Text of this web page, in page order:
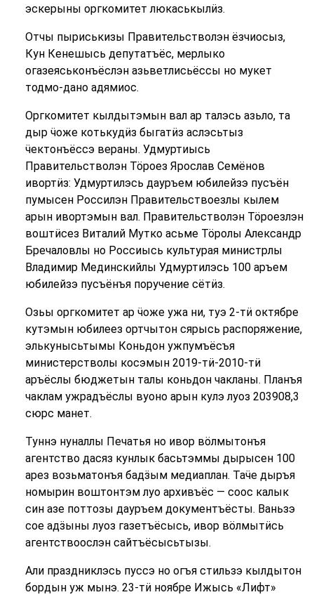
эскерыны оргкомитет люкаськылӥз.
Отчы пыриськизы Правительстволэн ёзчиосыз,
Кун Кенешысь депутатъёс, мерлыко
огазеяськонъёслэн азьветлисьёссы но мукет
тодмо-дано адямиос.
Оргкомитет кылдытэмын вал ар талэсь азьло, та
дыр ӵоже котькудӥз быгатӥз аслэсьтыз
ӵектонъёссэ вераны. Удмуртиысь
Правительстволэн Тӧроез Ярослав Семёнов
ивортӥз: Удмуртилэсь дауръем юбилейзэ пусъён
пумысен Россилэн Правительствоезлы кылем
арын ивортэмын вал. Правительстволэн Тӧроезлэн
воштӥсез Виталий Мутко асьме Тӧролы Александр
Бречаловлы но Россиысь культурая министрлы
Владимир Мединскийлы Удмуртилэсь 100 аръем
юбилейзэ пусъёнъя поручение сётӥз.
Озьы оргкомитет ар ӵоже ужа ни, туэ 2-тӥ октябре
кутэмын юбилеез ортчытон сярысь распоряжение,
элькунысьтымы Коньдон ужпумъёсъя
министерстволы косэмын 2019-тӥ-2010-тӥ
аръёслы бюджетын талы коньдон чакланы. Планъя
чаклам ужрадъёслы вуоно арын кулэ луоз 203908,3
сюрс манет.
Туннэ нуналлы Печатья но ивор вӧлмытонъя
агентство дасяз кунлык басьтэммы дырысен 100
арез возьматонъя бадӟым медиаплан. Таӵе дыръя
номырин воштонтэм луо архивъёс — соос калык
син азе поттозы дауръем документъёсты. Ваньзэ
сое адӟыны луоз газетъёсысь, ивор вӧлмытӥсь
агентствоослэн сайтъёсысьтызы.
Али праздниклэсь пуссэ но огъя стильзэ кылдытон
бордын уж мынэ. 23-тӥ ноябре Ижысь «Лифт»